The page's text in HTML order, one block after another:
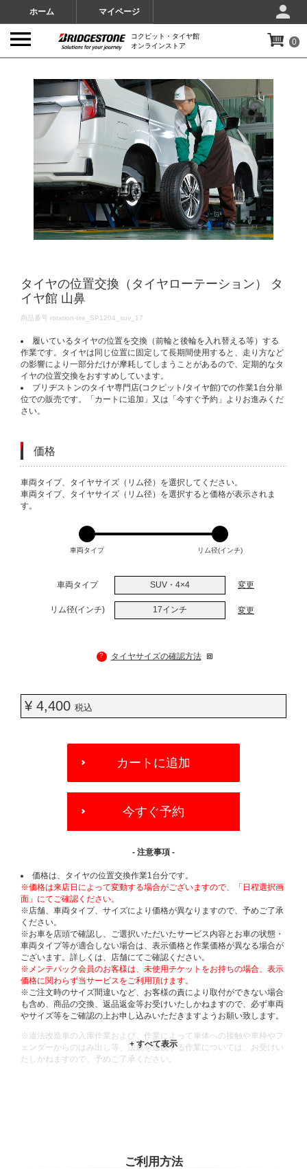
ホーム マイページ
コクピット・タイヤ館
オンラインストア
0
タイヤの位置交換（タイヤローテーション） タ
イヤ館 山鼻
DETAILS
商品番号 rotation-tire_SP1204_suv_17
履いているタイヤの位置を交換（前輪と後輪を入れ替える等）する
作業です。タイヤは同じ位置に固定して長期間使用すると、走り方など
の影響により一部分だけが摩耗してしまうことがあるので、定期的なタ
イヤの位置交換をおすすめしています。
ブリヂストンのタイヤ専門店(コクピット/タイヤ館)での作業1台分単
位での販売です。「カートに追加」又は「今すぐ予約」よりお進みくだ
さい。
価格
VARIATIONS
車両タイプ、タイヤサイズ（リム径）を選択してください。
車両タイプ、タイヤサイズ（リム径）を選択すると価格が表示されま
す。
車両タイプ リム径(インチ)
車両タイプ SUV・4×4 変更
リム径(インチ) 17インチ 変更
? タイヤサイズの確認方法
¥ 4,400 税込
OPTIONS
カートに追加
今すぐ予約
- 注意事項 -
価格は、タイヤの位置交換作業1台分です。
※価格は来店日によって変動する場合がございますので、「日程選択画
面」にてご確認ください。
※店舗、車両タイプ、サイズにより価格が異なりますので、予めご了承
ください。
※お車を店頭で確認し、ご選択いただいたサービス内容とお車の状態・
車両タイプ等が適合しない場合は、表示価格と作業価格が異なる場合が
ございます。詳しくは、店舗にてご確認ください。
※メンテパック会員のお客様は、未使用チケットをお持ちの場合、表示
価格に関わらず当サービスをご利用頂けます。
※ご注文時のサイズ間違いなど、お客様の責により取付ができない場合
も含め、商品の交換、返品返金等お受けいたしかねますので、必ず車両
やサイズ等をご確認の上お申し込みいただきますようお願い致します。
※違法改造車の入庫作業および、作業によって車体への接触や車枠やフ
ェンダーからのはみ出し等、法規を逸脱する作業については、お受けい
たしかねますので、予めご了承ください。
ご利用方法